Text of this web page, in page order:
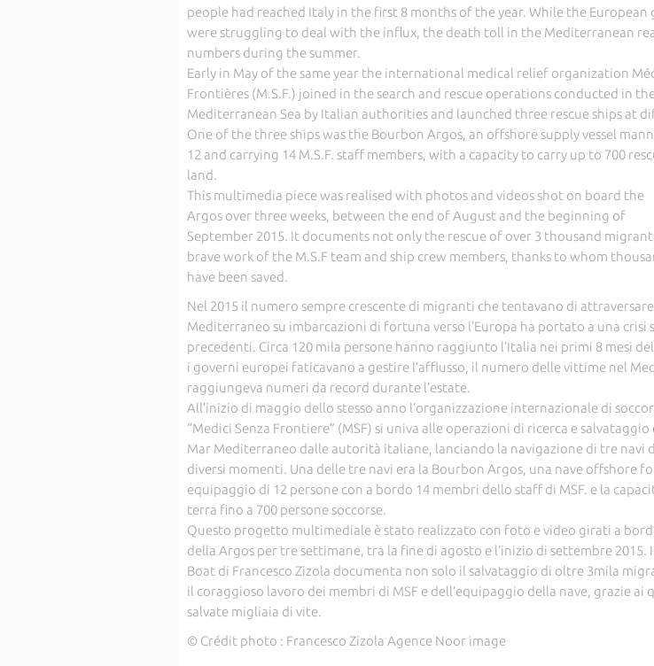
people had reached Italy in the first 8 months of the year. While the European
were struggling to deal with the influx, the death toll in the Mediterranean
numbers during the summer.
Early in May of the same year the international medical relief organization
Frontières (M.S.F.) joined in the search and rescue operations conducted in
Mediterranean Sea by Italian authorities and launched three rescue ships at
One of the three ships was the Bourbon Argos, an offshore supply vessel
12 and carrying 14 M.S.F. staff members, with a capacity to carry up to 700
land.
This multimedia piece was realised with photos and videos shot on board the
Argos over three weeks, between the end of August and the beginning of
September 2015. It documents not only the rescue of over 3 thousand
brave work of the M.S.F team and ship crew members, thanks to whom
have been saved.
Nel 2015 il numero sempre crescente di migranti che tentavano di
Mediterraneo su imbarcazioni di fortuna verso l’Europa ha portato a una crisi
precedenti. Circa 120 mila persone hanno raggiunto l’Italia nei primi 8 mesi
i governi europei faticavano a gestire l’afflusso, il numero delle vittime nel
raggiungeva numeri da record durante l’estate.
All’inizio di maggio dello stesso anno l’organizzazione internazionale di
“Medici Senza Frontiere” (MSF) si univa alle operazioni di ricerca e
Mar Mediterraneo dalle autorità italiane, lanciando la navigazione di tre navi
diversi momenti. Una delle tre navi era la Bourbon Argos, una nave offshore
equipaggio di 12 persone con a bordo 14 membri dello staff di MSF. e la
terra fino a 700 persone soccorse.
Questo progetto multimediale è stato realizzato con foto e video girati a
della Argos per tre settimane, tra la fine di agosto e l’inizio di settembre 2015.
Boat di Francesco Zizola documenta non solo il salvataggio di oltre 3mila
il coraggioso lavoro dei membri di MSF e dell’equipaggio della nave, grazie ai
salvate migliaia di vite.
© Crédit photo : Francesco Zizola Agence Noor image